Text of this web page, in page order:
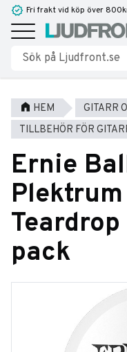
Meny
Fri frakt vid köp över
HEM
GITARR
TILLBEHÖR FÖR
Ernie
pack